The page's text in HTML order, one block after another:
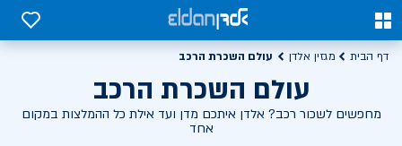
0
0
דף הבית מגזין אלדן עולם השכרת הרכב
עולם השכרת הרכב
מחפשים לשכור רכב? אלדן איתכם מדן ועד אילת כל ההמלצות במקום
אחד